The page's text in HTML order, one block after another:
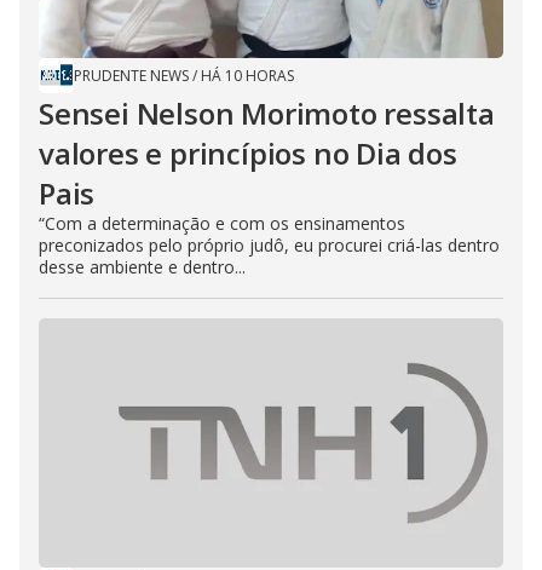
PRUDENTE NEWS/ HÁ 10 HORAS
Sensei Nelson Morimoto ressalta
valores e princípios no Dia dos
Pais
“Com a determinação e com os ensinamentos
preconizados pelo próprio judô, eu procurei criá-las dentro
desse ambiente e dentro...